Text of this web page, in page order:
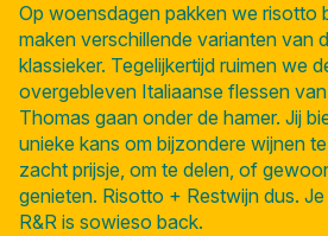
Op woensdagen pakken we risotto
maken verschillende varianten van
klassieker. Tegelijkertijd ruimen we
overgebleven Italiaanse flessen
Thomas gaan onder de hamer. Jij
unieke kans om bijzondere wijnen
zacht prijsje, om te delen, of
genieten. Risotto + Restwijn dus.
R&R is sowieso back.